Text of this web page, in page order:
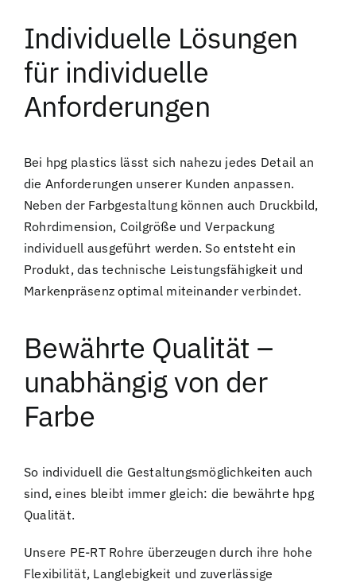
Individuelle Lösungen
für individuelle
Anforderungen
Bei hpg plastics lässt sich nahezu jedes Detail an
die Anforderungen unserer Kunden anpassen.
Neben der Farbgestaltung können auch Druckbild,
Rohrdimension, Coilgröße und Verpackung
individuell ausgeführt werden. So entsteht ein
Produkt, das technische Leistungsfähigkeit und
Markenpräsenz optimal miteinander verbindet.
Bewährte Qualität –
unabhängig von der
Farbe
So individuell die Gestaltungsmöglichkeiten auch
sind, eines bleibt immer gleich: die bewährte hpg
Qualität.
Unsere PE-RT Rohre überzeugen durch ihre hohe
Flexibilität, Langlebigkeit und zuverlässige